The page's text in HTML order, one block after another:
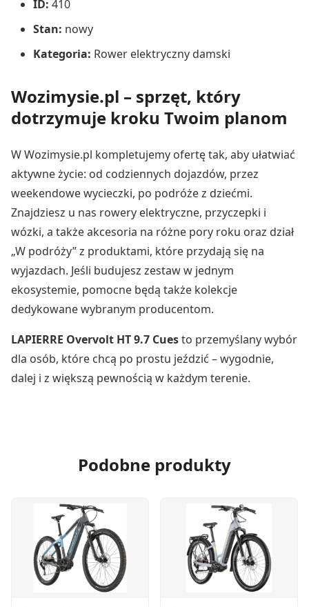
ID: 410
Stan: nowy
Kategoria: Rower elektryczny damski
Wozimysie.pl – sprzęt, który
dotrzymuje kroku Twoim planom
W Wozimysie.pl kompletujemy ofertę tak, aby ułatwiać
aktywne życie: od codziennych dojazdów, przez
weekendowe wycieczki, po podróże z dziećmi.
Znajdziesz u nas rowery elektryczne, przyczepki i
wózki, a także akcesoria na różne pory roku oraz dział
„W podróży” z produktami, które przydają się na
wyjazdach. Jeśli budujesz zestaw w jednym
ekosystemie, pomocne będą także kolekcje
dedykowane wybranym producentom.
LAPIERRE Overvolt HT 9.7 Cuesto przemyślany wybór
dla osób, które chcą po prostu jeździć – wygodnie,
dalej i z większą pewnością w każdym terenie.
Podobne produkty